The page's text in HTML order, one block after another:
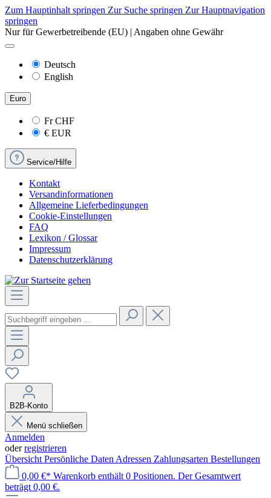
Zum Hauptinhalt springen Zur Suche springen Zur Hauptnavigation
springen
Nur für Gewerbetreibende (EU) | Angaben ohne Gewähr
Deutsch
English
Euro
FrCHF
€ EUR
Service/Hilfe
Kontakt
Versandinformationen
Allgemeine Lieferbedingungen
Cookie-Einstellungen
FAQ
Lexikon / Glossar
Impressum
Datenschutzerklärung
B2B-Konto
Menü schließen
Anmelden
oderregistrieren
Übersicht Persönliche Daten Adressen Zahlungsarten Bestellungen
0,00 €* Warenkorb enthält 0 Positionen. Der Gesamtwert
beträgt 0,00 €.